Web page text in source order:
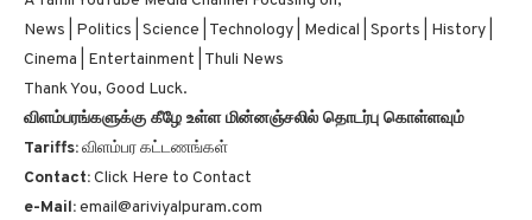
News | Politics | Science | Technology | Medical | Sports | History |
Cinema | Entertainment | Thuli News
Thank You, Good Luck.
விளம்பரங்களுக்கு கீழே உள்ள மின்னஞ்சலில் தொடர்பு கொள்ளவும்
Tariffs:விளம்பர கட்டணங்கள்
Contact:Click Here to Contact
e-Mail:email@ariviyalpuram.com